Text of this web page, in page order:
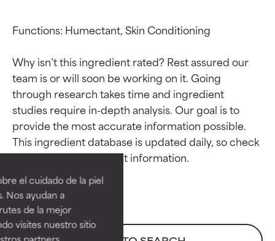
el cuidado de la piel
Nos ayudan a
de la mejor
visites nuestro sitio
Functions: Humectant, Skin Conditioning
Why isn’t this ingredient rated? Rest assured our
team is or will soon be working on it. Going
through research takes time and ingredient
studies require in-depth analysis. Our goal is to
provide the most accurate information possible.
This ingredient database is updated daily, so check
Calificaciones de
ingredientes
EXCELENTE
Ingrediente sobresaliente con
beneficios reales para la piel. Su
eficacia está demostrada y
Calificaciones de
ingredientes
EXCELENTE
Ingrediente sobresaliente con
beneficios reales para la piel. Su
eficacia está demostrada y